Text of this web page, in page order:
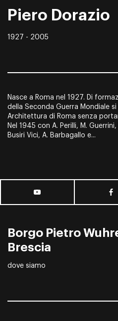
Piero Dorazio
1927 - 2005
Nasce a Roma nel 1927. Di
della Seconda Guerra Mondiale
Architettura di Roma senza
Nel 1945 con A. Perilli, M.
Busiri Vici, A. Barbagallo e...
Borgo Pietro
Brescia
dove siamo